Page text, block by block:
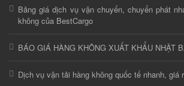
Bảng giá dịch vụ vận chuyển, chuyển phát
không của BestCargo
BÁO GIÁ HÀNG KHÔNG XUẤT KHẨU NHẬT
Dịch vụ vận tải hàng không quốc tế nhanh, giá